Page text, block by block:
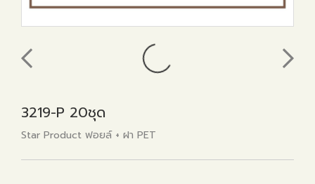
3219-P 20ชุด
Star Product ฟอยล์ + ฝา PET